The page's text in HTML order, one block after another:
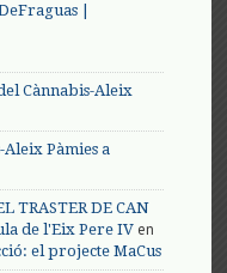
|
Cànnabis-Aleix
Aleix Pàmies a
TRASTER DE CAN
de l'Eix Pere IV en
el projecte MaCus